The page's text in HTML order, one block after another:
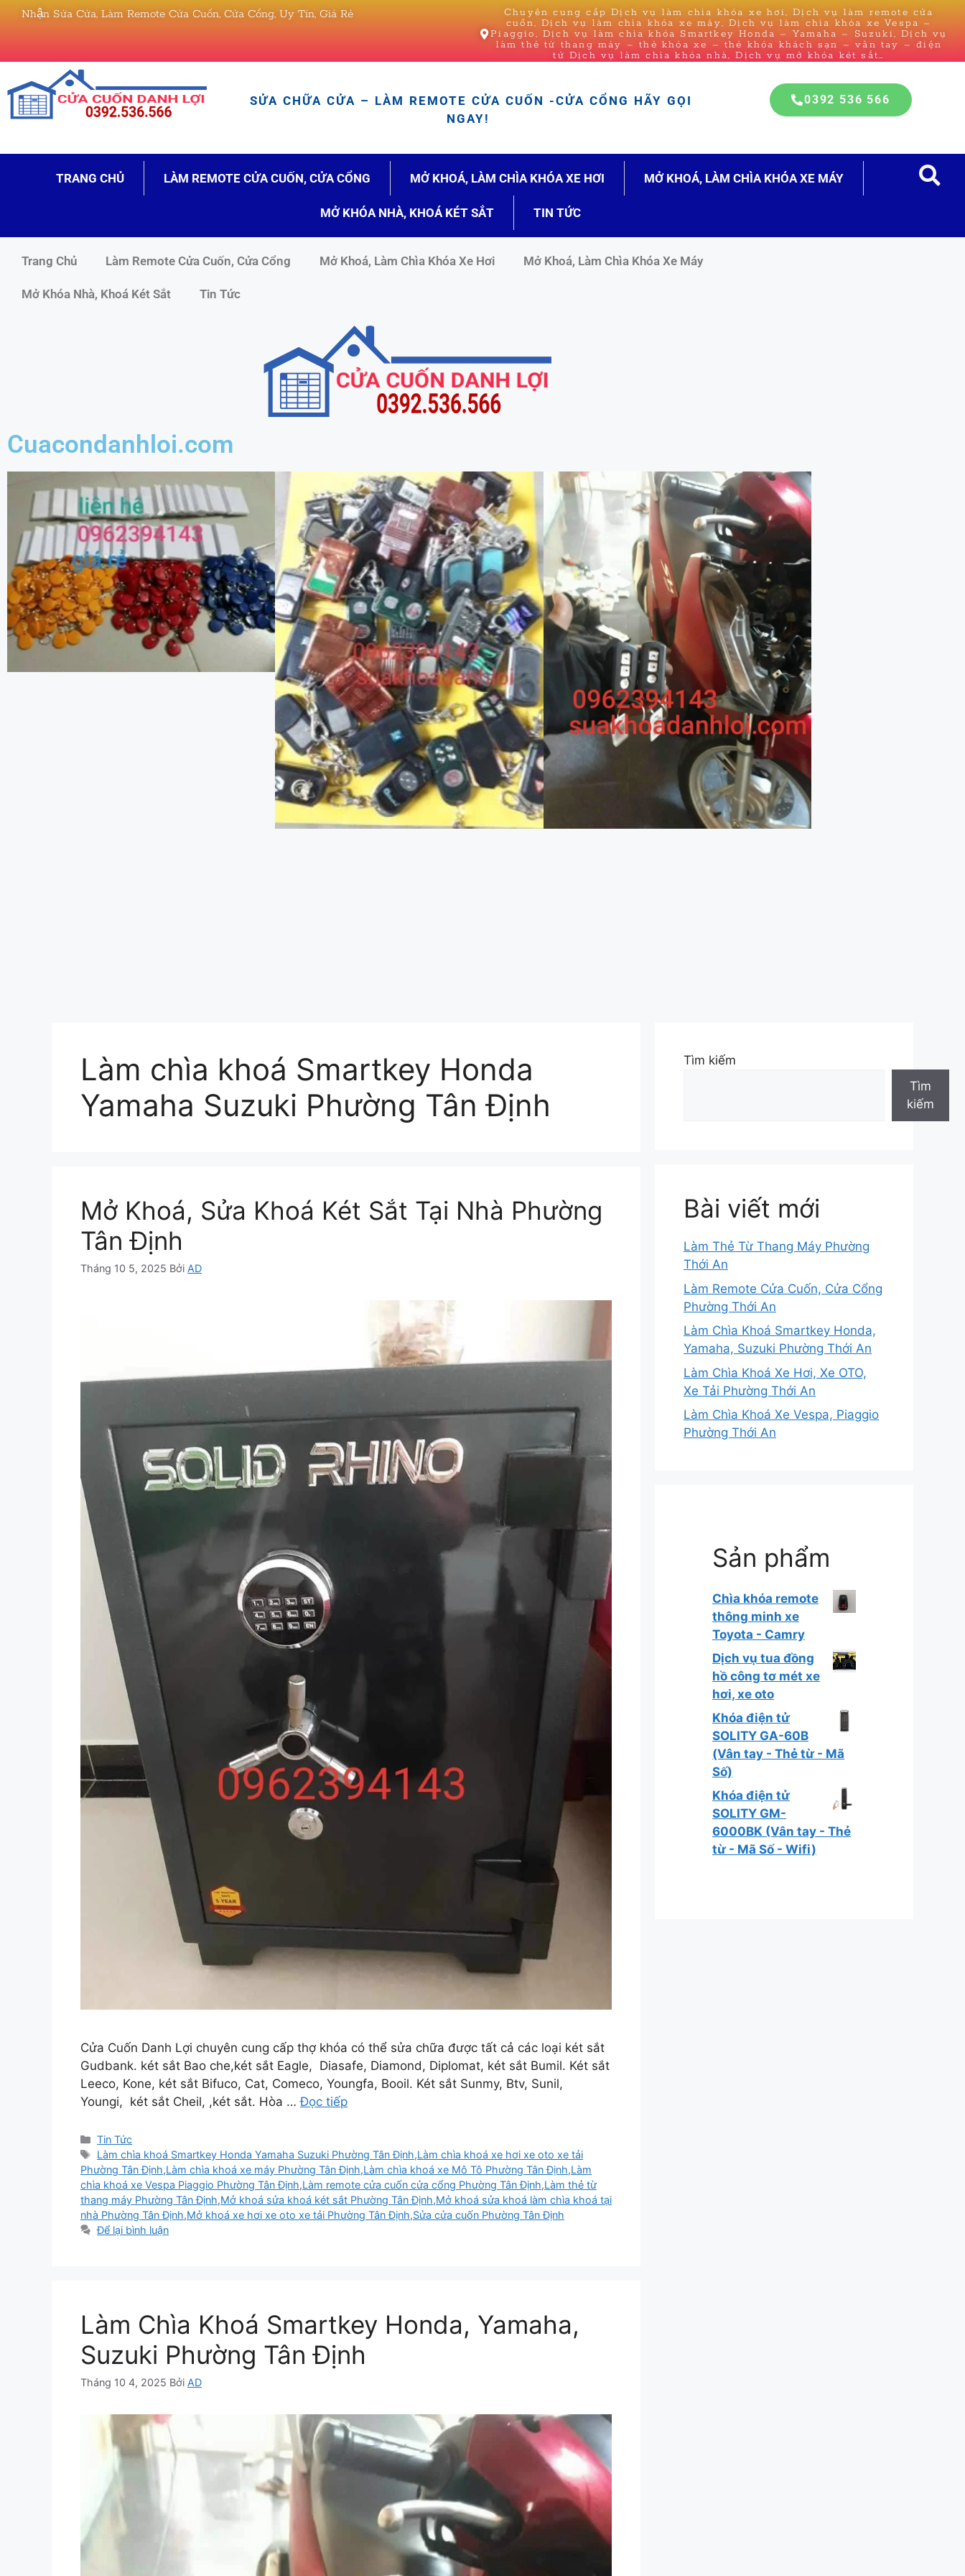
Nhận Sửa Cửa, Làm Remote Cửa Cuốn, Cửa Cổng, Uy Tín, Giá Rẻ
Chuyên cung cấp Dịch vụ làm chìa khóa xe hơi, Dịch vụ làm remote cửa
cuốn, Dịch vụ làm chìa khóa xe máy, Dịch vụ làm chìa khóa xe Vespa –
Piaggio, Dịch vụ làm chìa khóa Smartkey Honda – Yamaha – Suzuki, Dịch vụ
làm thẻ từ thang máy – thẻ khóa xe – thẻ khóa khách sạn – vân tay – điện
tử Dịch vụ làm chìa khóa nhà, Dịch vụ mở khóa két sắt…
SỬA CHỮA CỬA – LÀM REMOTE CỬA CUỐN -CỬA CỔNG HÃY GỌI
NGAY!
0392 536 566
TRANG CHỦ LÀM REMOTE CỬA CUỐN, CỬA CỔNG MỞ KHOÁ, LÀM CHÌA KHÓA XE HƠI MỞ KHOÁ, LÀM CHÌA KHÓA XE MÁY
MỞ KHÓA NHÀ, KHOÁ KÉT SẮT TIN TỨC
Trang Chủ Làm Remote Cửa Cuốn, Cửa Cổng Mở Khoá, Làm Chìa Khóa Xe Hơi Mở Khoá, Làm Chìa Khóa Xe Máy
Mở Khóa Nhà, Khoá Két Sắt Tin Tức
Cuacondanhloi.com
Làm chìa khoá Smartkey Honda
Yamaha Suzuki Phường Tân Định
Mở Khoá, Sửa Khoá Két Sắt Tại Nhà Phường
Tân Định
Tháng 10 5, 2025 Bởi AD
Cửa Cuốn Danh Lợi chuyên cung cấp thợ khóa có thể sửa chữa được tất cả các loại két sắt
Gudbank. két sắt Bao che,két sắt Eagle, Diasafe, Diamond, Diplomat, két sắt Bumil. Két sắt
Leeco, Kone, két sắt Bifuco, Cat, Comeco, Youngfa, Booil. Két sắt Sunmy, Btv, Sunil,
Youngi, két sắt Cheil, ,két sắt. Hòa …Đọc tiếp
Tin Tức
Làm chìa khoá Smartkey Honda Yamaha Suzuki Phường Tân Định,Làm chìa khoá xe hơi xe oto xe tải
Phường Tân Định,Làm chìa khoá xe máy Phường Tân Định,Làm chìa khoá xe Mô Tô Phường Tân Định,Làm
chìa khoá xe Vespa Piaggio Phường Tân Định,Làm remote cửa cuốn cửa cổng Phường Tân Định,Làm thẻ từ
thang máy Phường Tân Định,Mở khoá sửa khoá két sắt Phường Tân Định,Mở khoá sửa khoá làm chìa khoá tại
nhà Phường Tân Định,Mở khoá xe hơi xe oto xe tải Phường Tân Định,Sửa cửa cuốn Phường Tân Định
Để lại bình luận
Làm Chìa Khoá Smartkey Honda, Yamaha,
Suzuki Phường Tân Định
Tháng 10 4, 2025 Bởi AD
Tìm kiếm
Tìm
kiếm
Bài viết mới
Làm Thẻ Từ Thang Máy Phường
Thới An
Làm Remote Cửa Cuốn, Cửa Cổng
Phường Thới An
Làm Chìa Khoá Smartkey Honda,
Yamaha, Suzuki Phường Thới An
Làm Chìa Khoá Xe Hơi, Xe OTO,
Xe Tải Phường Thới An
Làm Chìa Khoá Xe Vespa, Piaggio
Phường Thới An
Sản phẩm
Chìa khóa remote
thông minh xe
Toyota - Camry
Dịch vụ tua đồng
hồ công tơ mét xe
hơi, xe oto
Khóa điện tử
SOLITY GA-60B
(Vân tay - Thẻ từ - Mã
Số)
Khóa điện tử
SOLITY GM-
6000BK (Vân tay - Thẻ
từ - Mã Số - Wifi)